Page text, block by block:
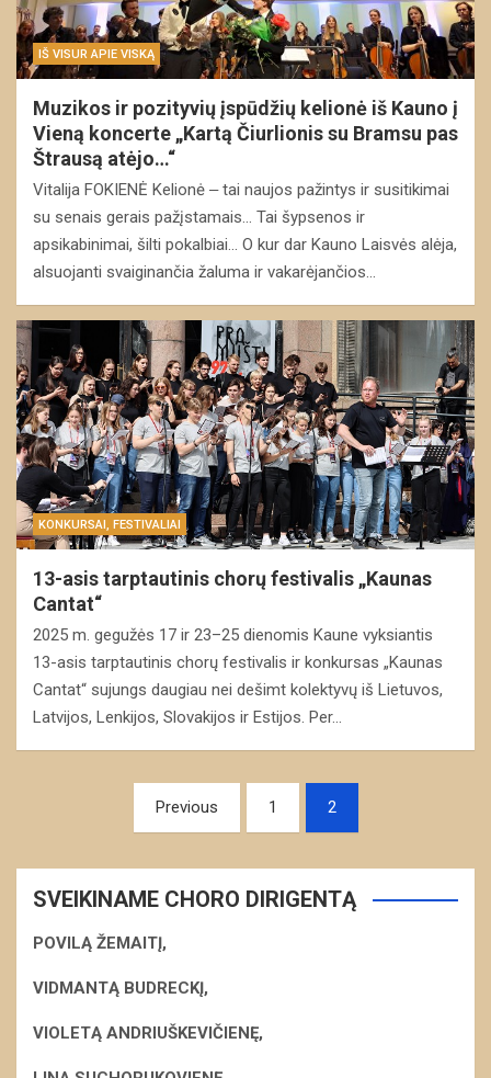
IŠ VISUR APIE VISKĄ
Muzikos ir pozityvių įspūdžių kelionė iš Kauno į
Vieną koncerte „Kartą Čiurlionis su Bramsu pas
Štrausą atėjo…“
Vitalija FOKIENĖ Kelionė ‒ tai naujos pažintys ir susitikimai
su senais gerais pažįstamais… Tai šypsenos ir
apsikabinimai, šilti pokalbiai… O kur dar Kauno Laisvės alėja,
alsuojanti svaiginančia žaluma ir vakarėjančios…
KONKURSAI, FESTIVALIAI
13-asis tarptautinis chorų festivalis „Kaunas
Cantat“
2025 m. gegužės 17 ir 23–25 dienomis Kaune vyksiantis
13-asis tarptautinis chorų festivalis ir konkursas „Kaunas
Cantat“ sujungs daugiau nei dešimt kolektyvų iš Lietuvos,
Latvijos, Lenkijos, Slovakijos ir Estijos. Per…
įrašų
Previous 1 2
SVEIKINAME CHORO DIRIGENTĄ
POVILĄ ŽEMAITĮ,
VIDMANTĄ BUDRECKĮ,
VIOLETĄ ANDRIUŠKEVIČIENĘ,